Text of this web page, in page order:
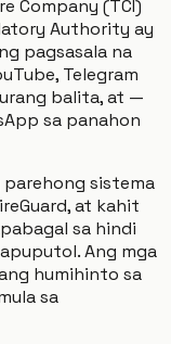
Company (TCI)
Authority ay
pagsasala na
Telegram
balita, at —
sa panahon
sistema
at kahit
sa hindi
Ang mga
humihinto sa
sa